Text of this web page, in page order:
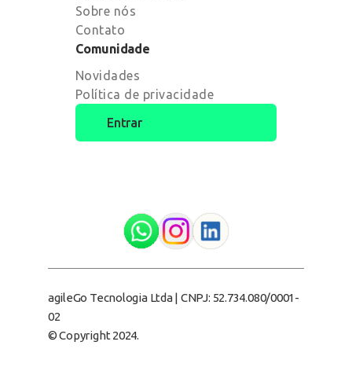
Sobre nós
Contato
Comunidade
Novidades
Política de privacidade
Entrar
agileGo Tecnologia Ltda | CNPJ: 52.734.080/0001-
02
© Copyright 2024.